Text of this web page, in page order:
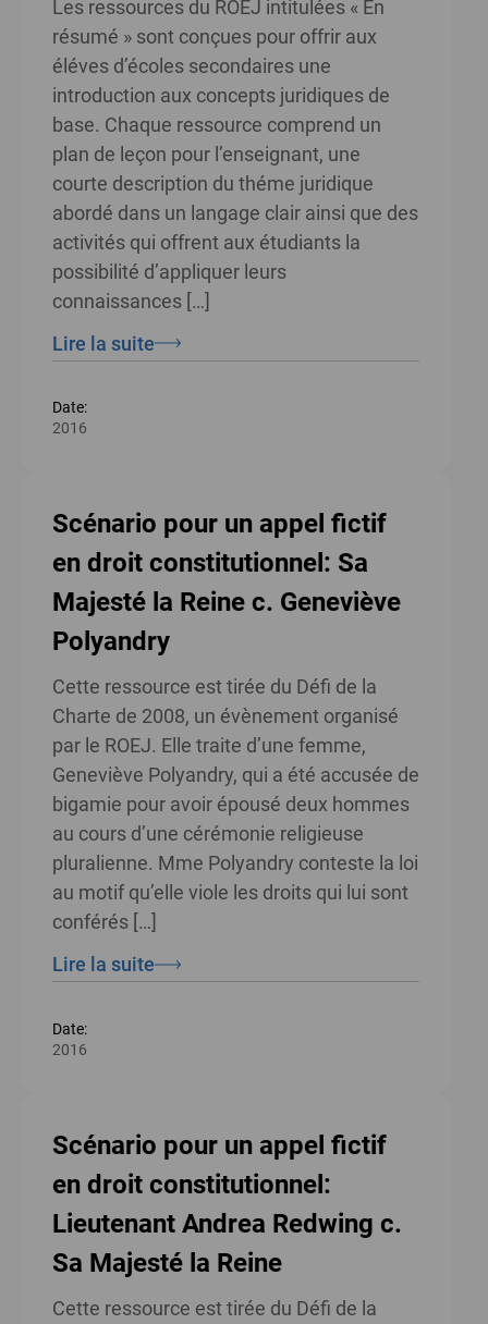
Les ressources du ROEJ intitulées « En
résumé » sont conçues pour offrir aux
éléves d’écoles secondaires une
introduction aux concepts juridiques de
base. Chaque ressource comprend un
plan de leçon pour l’enseignant, une
courte description du théme juridique
abordé dans un langage clair ainsi que des
activités qui offrent aux étudiants la
possibilité d’appliquer leurs
connaissances […]
Lire la suite
Date:
2016
Scénario pour un appel fictif
en droit constitutionnel: Sa
Majesté la Reine c. Geneviève
Polyandry
Cette ressource est tirée du Défi de la
Charte de 2008, un évènement organisé
par le ROEJ. Elle traite d’une femme,
Geneviève Polyandry, qui a été accusée de
bigamie pour avoir épousé deux hommes
au cours d’une cérémonie religieuse
pluralienne. Mme Polyandry conteste la loi
au motif qu’elle viole les droits qui lui sont
conférés […]
Lire la suite
Date:
2016
Scénario pour un appel fictif
en droit constitutionnel:
Lieutenant Andrea Redwing c.
Sa Majesté la Reine
Cette ressource est tirée du Défi de la